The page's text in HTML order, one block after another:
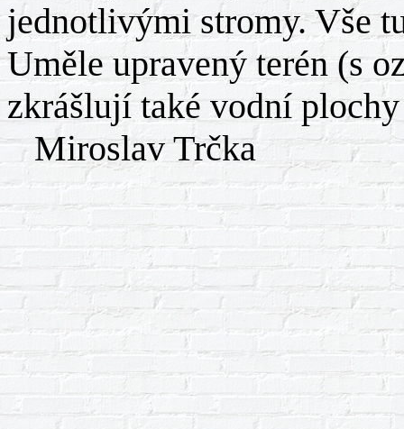
jednotlivými stromy. Vše
Uměle upravený terén (s
zkrášlují také vodní
Miroslav Trčka